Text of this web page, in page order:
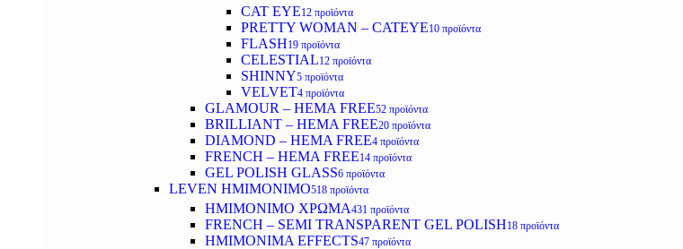
CAT EYE12 προϊόντα
PRETTY WOMAN – CATEYE10 προϊόντα
FLASH19 προϊόντα
CELESTIAL12 προϊόντα
SHINNY5 προϊόντα
VELVET4 προϊόντα
GLAMOUR – HEMA FREE52 προϊόντα
BRILLIANT – HEMA FREE20 προϊόντα
DIAMOND – HEMA FREE4 προϊόντα
FRENCH – HEMA FREE14 προϊόντα
GEL POLISH GLASS6 προϊόντα
LEVEN ΗΜΙΜΟΝΙΜΟ518 προϊόντα
ΗΜΙΜΟΝΙΜΟ ΧΡΩΜΑ431 προϊόντα
FRENCH – SEMI TRANSPARENT GEL POLISH18 προϊόντα
HMIMONIMA EFFECTS47 προϊόντα